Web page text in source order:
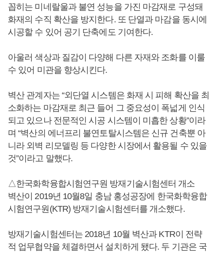
꼽히는 미네랄울과 불연 성능을 가진 마감재로 구성돼
화재의 수직 확산을 방지한다. 또 단열과 마감을 동시에
시공할 수 있어 공기 단축에도 기여한다.
아울러 색상과 질감이 다양해 다른 자재와 조화를 이룰
수 있어 미관을 향상시킨다.
벽산 관계자는 “외단열 시스템은 화재 시 피해 확산을 최
소화하는 마감재로 최근 들어 그 중요성이 폭넓게 인식
되고 있으나 전문적인 시공 시스템이 미흡한 상황”이라
며 “벽산의 에너프리 불연토탈시스템은 신규 건축뿐 아
니라 외벽 리모델링 등 다양한 시장에서 활용될 수 있을
것”이라고 말했다.
△한국화학융합시험연구원 방재기술시험센터 개소
벽산이 2019년 10월8일 충남 홍성공장에 한국화학융합
시험연구원(KTR) 방재기술시험센터를 개소했다.
방재기술시험센터는 2018년 10월 벽산과 KTR이 전략
적 업무협약을 체결하면서 설치하게 됐다. 두 기관은 국